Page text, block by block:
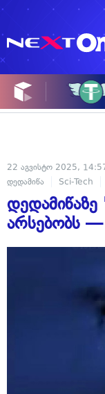
22 აგვისტო 2025,
დედამიწა
Sci-Tech
არსებობს —